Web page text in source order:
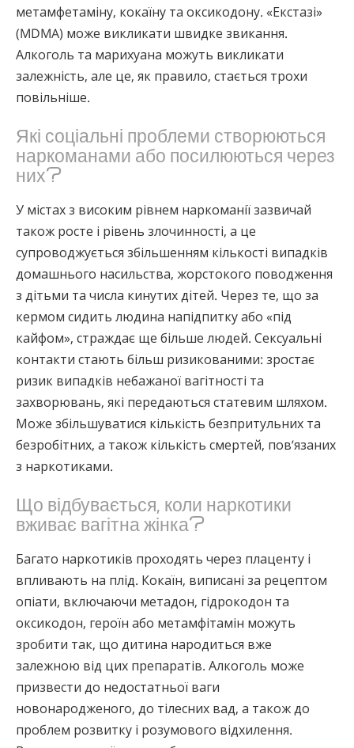
метамфетаміну, кокаїну та оксикодону. «Екстазі»
(MDMA) може викликати швидке звикання.
Алкоголь та марихуана можуть викликати
залежність, але це, як правило, стається трохи
повільніше.
Які соціальні проблеми створюються
наркоманами або посилюються через
них?
У містах з високим рівнем наркоманії зазвичай
також росте і рівень злочинності, а це
супроводжується збільшенням кількості випадків
домашнього насильства, жорстокого поводження
з дітьми та числа кинутих дітей. Через те, що за
кермом сидить людина напідпитку або «під
кайфом», страждає ще більше людей. Сексуальні
контакти стають більш ризикованими: зростає
ризик випадків небажаної вагітності та
захворювань, які передаються статевим шляхом.
Може збільшуватися кількість безпритульних та
безробітних, а також кількість смертей, пов’язаних
з наркотиками.
Що відбувається, коли наркотики
вживає вагітна жінка?
Багато наркотиків проходять через плаценту і
впливають на плід. Кокаїн, виписані за рецептом
опіати, включаючи метадон, гідрокодон та
оксикодон, героїн або метамфітамін можуть
зробити так, що дитина народиться вже
залежною від цих препаратів. Алкоголь може
призвести до недостатньої ваги
новонародженого, до тілесних вад, а також до
проблем розвитку і розумового відхилення.